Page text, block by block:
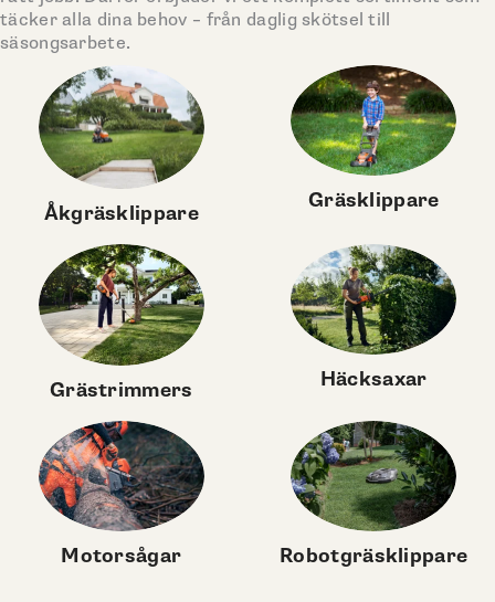
täcker alla dina behov – från daglig skötsel till
säsongsarbete.
Åkgräsklippare
Gräsklippare
Grästrimmers Häcksaxar
Motorsågar Robotgräsklippare